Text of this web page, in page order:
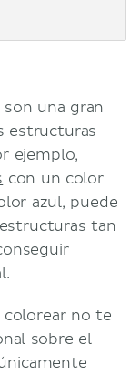
una gran
estructuras
ejemplo,
con un color
azul, puede
tan
colorear no te
sobre el